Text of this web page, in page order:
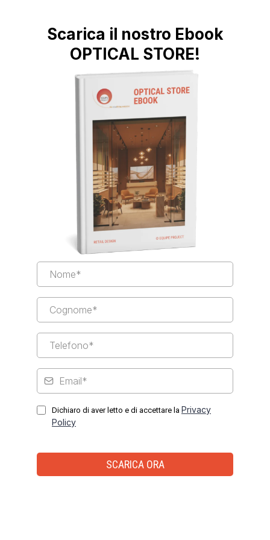
Scarica il nostro Ebook
OPTICAL STORE!
Dichiaro di aver letto e di accettare la Privacy
Policy
SCARICA ORA